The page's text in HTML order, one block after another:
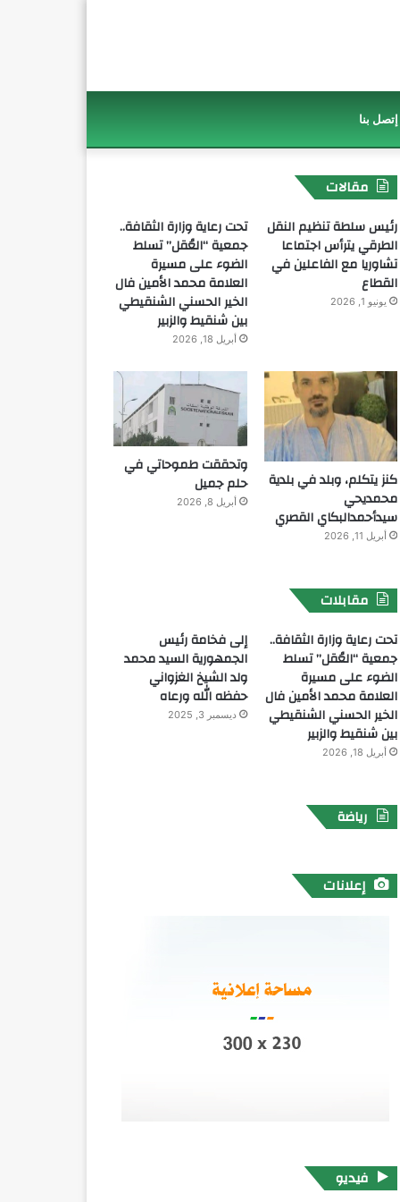
إتصل بنا
مقالات
رئيس سلطة تنظيم النقل
الطرقي يترأس اجتماعا
تشاوريا مع الفاعلين في
القطاع
يونيو 1, 2026
تحت رعاية وزارة الثقافة..
جمعية “العُقل” تسلط
الضوء على مسيرة
العلامة محمد الأمين فال
الخير الحسني الشنقيطي
بين شنقيط والزبير
أبريل 18, 2026
كنز يتكلم، وبلد في بلدية
محمديحي
سيدأحمدالبكاي القصري
أبريل 11, 2026
وتحققت طموحاتي في
حلم جميل
أبريل 8, 2026
مقابلات
تحت رعاية وزارة الثقافة..
جمعية “العُقل” تسلط
الضوء على مسيرة
العلامة محمد الأمين فال
الخير الحسني الشنقيطي
بين شنقيط والزبير
أبريل 18, 2026
إلى فخامة رئيس
الجمهورية السيد محمد
ولد الشيخ الغزواني
حفظه الله ورعاه
ديسمبر 3, 2025
رياضة
إعلانات
فيديو